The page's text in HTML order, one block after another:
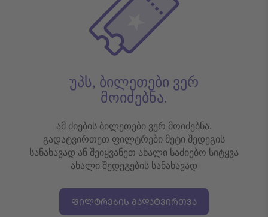
უპს, ბილეთები ვერ
მოიძებნა.
ამ ძიების ბილეთები ვერ მოიძებნა.
გადატვირთეთ ფილტრები მეტი შედეგის
სანახავად ან შეიყვანეთ ახალი საძიებო სიტყვა
ახალი შედეგების სანახავად
ᲤᲘᲚᲢᲠᲔᲑᲘᲡ ᲒᲐᲓᲐᲢᲕᲘᲠᲗᲕᲐ